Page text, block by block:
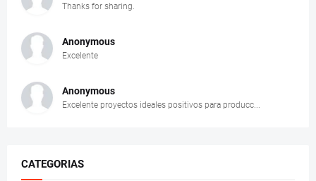
Thanks for sharing.
Anonymous
Excelente
Anonymous
Excelente proyectos ideales positivos para producc...
CATEGORIAS